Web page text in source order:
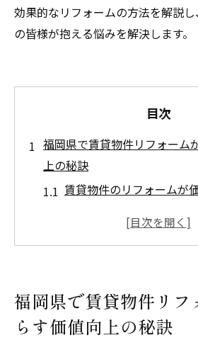
効果的なリフォームの方法を解説
の皆様が抱える悩みを解決します。
目次
福岡県で賃貸物件リフォーム
上の秘訣
賃貸物件のリフォームが
福岡県でのリフォーム需
福岡県の地域特性を活か
略
福岡県で賃貸物件リフ
らす価値向上の秘訣